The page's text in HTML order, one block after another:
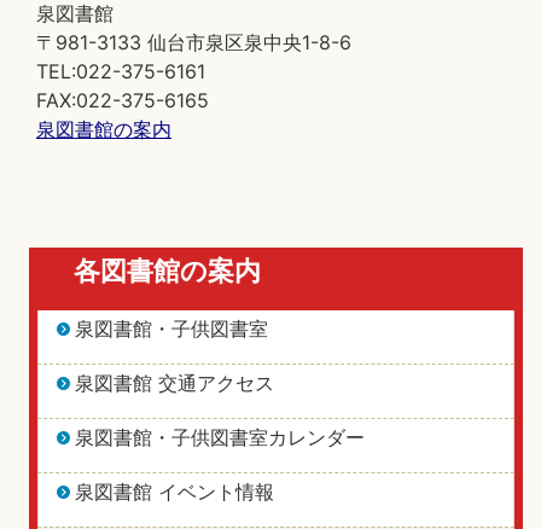
泉図書館
〒981-3133 仙台市泉区泉中央1-8-6
TEL:022-375-6161
FAX:022-375-6165
泉図書館の案内
各図書館の案内
泉図書館・子供図書室
泉図書館 交通アクセス
泉図書館・子供図書室カレンダー
泉図書館 イベント情報